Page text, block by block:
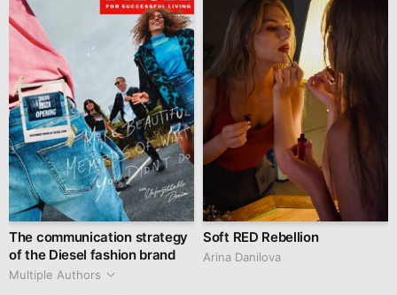
The communication strategy
of the Diesel fashion brand
Multiple Authors
Soft RED Rebellion
Arina Danilova